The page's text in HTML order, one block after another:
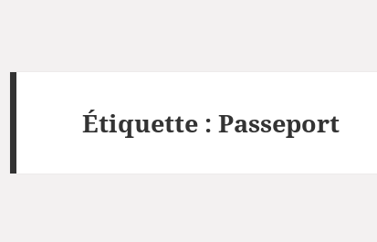
Étiquette :Passeport